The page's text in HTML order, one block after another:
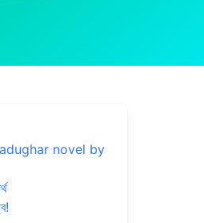
| jadughar novel by